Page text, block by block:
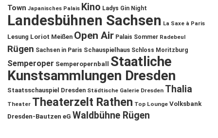
Town Japanisches Palais Kino Ladys Gin Night
Landesbühnen Sachsen La Saxe à Paris
Lesung Loriot Meißen Open Air Palais Sommer Radebeul
Rügen Sachsen in Paris Schauspielhaus Schloss Moritzburg
Semperoper Semperopernball
Staatliche
Kunstsammlungen Dresden
Staatsschauspiel Dresden Städtische Galerie Dresden Thalia
Theater Theaterzelt Rathen Top Lounge Volksbank
Dresden-Bautzen eG Waldbühne Rügen